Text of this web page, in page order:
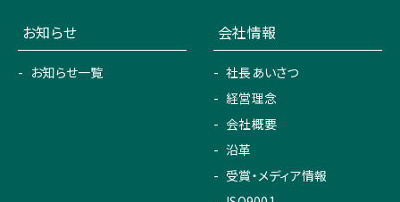
お知らせ
お知らせ一覧
会社情報
社長あいさつ
経営理念
会社概要
沿革
受賞・メディア情報